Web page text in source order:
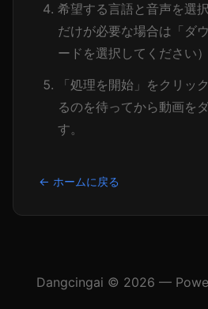
希望する言語と音声を選
だけが必要な場合は「ダ
ードを選択してください）
「処理を開始」をクリッ
るのを待ってから動画を
す。
← ホームに戻る
Dangcingai © 2026 —